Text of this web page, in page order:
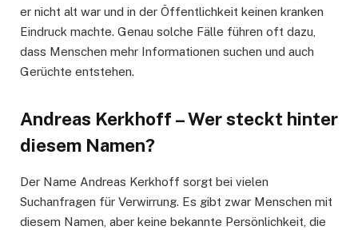
er nicht alt war und in der Öffentlichkeit keinen kranken
Eindruck machte. Genau solche Fälle führen oft dazu,
dass Menschen mehr Informationen suchen und auch
Gerüchte entstehen.
Andreas Kerkhoff – Wer steckt hinter
diesem Namen?
Der Name Andreas Kerkhoff sorgt bei vielen
Suchanfragen für Verwirrung. Es gibt zwar Menschen mit
diesem Namen, aber keine bekannte Persönlichkeit, die